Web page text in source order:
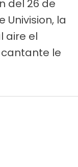
del 26 de
la
aire el
le